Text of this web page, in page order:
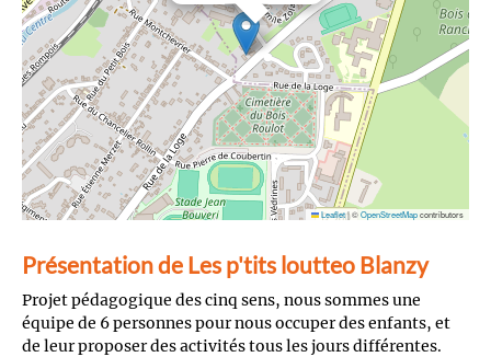
Leaflet|©OpenStreetMapcontributors
Présentation de Les p'tits loutteo Blanzy
Projet pédagogique des cinq sens, nous sommes une
équipe de 6 personnes pour nous occuper des enfants, et
de leur proposer des activités tous les jours différentes.